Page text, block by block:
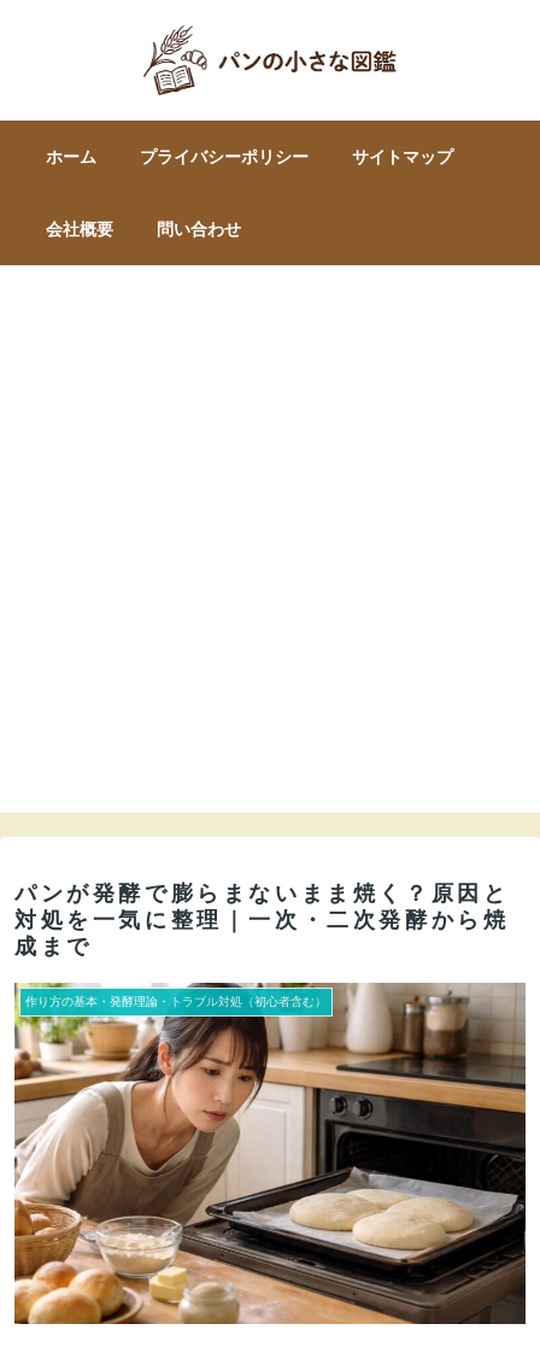
ホーム プライバシーポリシー サイトマップ
会社概要 問い合わせ
パンが発酵で膨らまないまま焼く？原因と
対処を一気に整理｜一次・二次発酵から焼
成まで
作り方の基本・発酵理論・トラブル対処（初心者含む）